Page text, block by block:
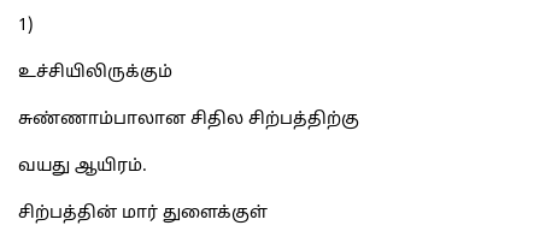
1)
உச்சியிலிருக்கும்
சுண்ணாம்பாலான சிதில சிற்பத்திற்கு
வயது ஆயிரம்.
சிற்பத்தின் மார் துளைக்குள்